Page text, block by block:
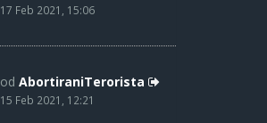
17 Feb 2021, 15:06
od AbortiraniTerorista
15 Feb 2021, 12:21